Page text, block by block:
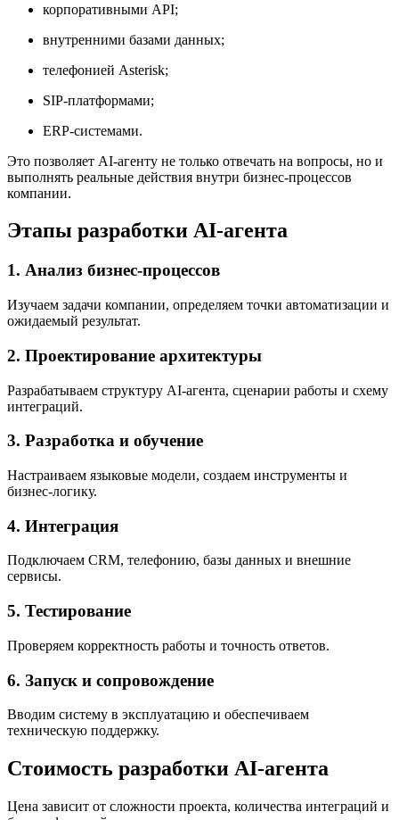
корпоративными API;
внутренними базами данных;
телефонией Asterisk;
SIP-платформами;
ERP-системами.
Это позволяет AI-агенту не только отвечать на вопросы, но и
выполнять реальные действия внутри бизнес-процессов
компании.
Этапы разработки AI-агента
1. Анализ бизнес-процессов
Изучаем задачи компании, определяем точки автоматизации и
ожидаемый результат.
2. Проектирование архитектуры
Разрабатываем структуру AI-агента, сценарии работы и схему
интеграций.
3. Разработка и обучение
Настраиваем языковые модели, создаем инструменты и
бизнес-логику.
4. Интеграция
Подключаем CRM, телефонию, базы данных и внешние
сервисы.
5. Тестирование
Проверяем корректность работы и точность ответов.
6. Запуск и сопровождение
Вводим систему в эксплуатацию и обеспечиваем
техническую поддержку.
Стоимость разработки AI-агента
Цена зависит от сложности проекта, количества интеграций и